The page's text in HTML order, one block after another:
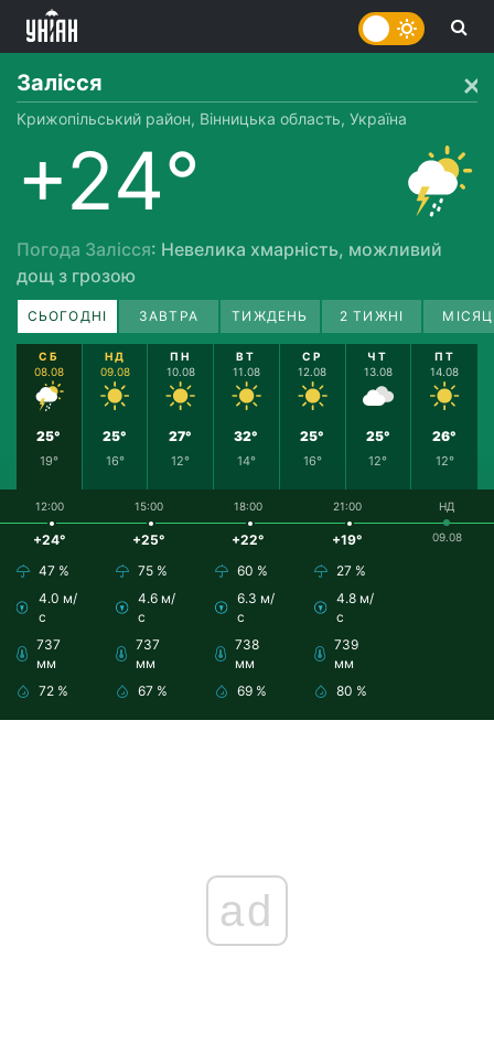
Залісся
Крижопільський район, Вінницька область, Україна
+24°
Погода Залісся: Невелика хмарність, можливий
дощ з грозою
СЬОГОДНІ ЗАВТРА ТИЖДЕНЬ 2 ТИЖНІ
СБ
08.08
25°
19°
НД
09.08
25°
16°
ПН
10.08
27°
12°
ВТ
11.08
32°
14°
СР
12.08
25°
16°
ЧТ
13.08
25°
12°
ПТ
14.08
26°
12°
12:00
+24°
47 %
4.0 м/
с
737
мм
72 %
15:00
+25°
75 %
4.6 м/
с
737
мм
67 %
18:00
+22°
60 %
6.3 м/
с
738
мм
69 %
21:00
+19°
27 %
4.8 м/
с
739
мм
80 %
НД
09.08
ad